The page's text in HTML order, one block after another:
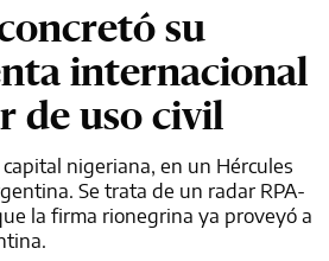
su
internacional
de uso civil
nigeriana, en un Hércules
Se trata de un radar RPA-
la firma rionegrina ya proveyó a